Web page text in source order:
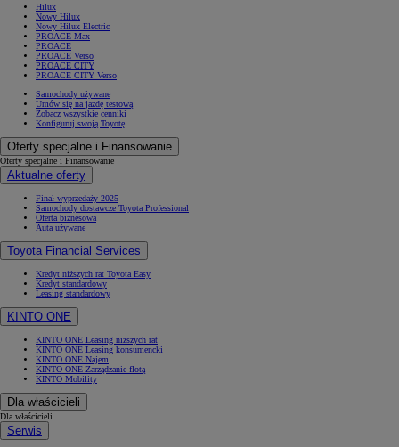
Hilux
Nowy Hilux
Nowy Hilux Electric
PROACE Max
PROACE
PROACE Verso
PROACE CITY
PROACE CITY Verso
Samochody używane
Umów się na jazdę testową
Zobacz wszystkie cenniki
Konfiguruj swoją Toyotę
Oferty specjalne i Finansowanie
Oferty specjalne i Finansowanie
Aktualne oferty
Finał wyprzedaży 2025
Samochody dostawcze Toyota Professional
Oferta biznesowa
Auta używane
Toyota Financial Services
Kredyt niższych rat Toyota Easy
Kredyt standardowy
Leasing standardowy
KINTO ONE
KINTO ONE Leasing niższych rat
KINTO ONE Leasing konsumencki
KINTO ONE Najem
KINTO ONE Zarządzanie flotą
KINTO Mobility
Dla właścicieli
Dla właścicieli
Serwis